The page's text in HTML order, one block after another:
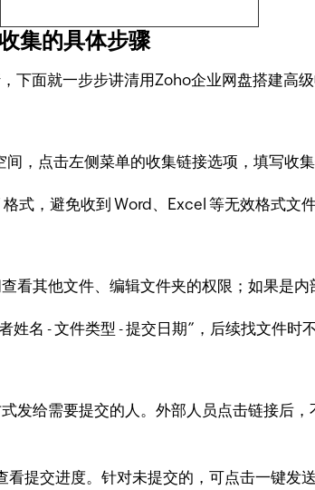
集的具体步骤
下面就一步步讲清用Zoho企业网盘搭建高
间，点击左侧菜单的收集链接选项，填写收集
格式，避免收到 Word、Excel 等无效格式文
看其他文件、编辑文件夹的权限；如果是
姓名 - 文件类型 - 提交日期”，后续找文件时
发给需要提交的人。外部人员点击链接后
提交进度。针对未提交的，可点击一键发送